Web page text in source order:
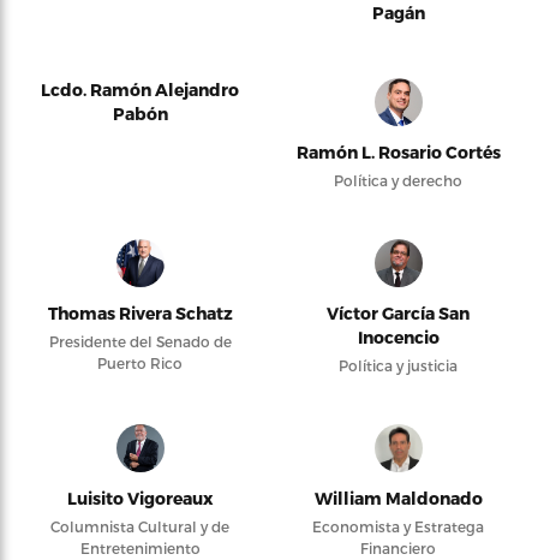
Pagán
Lcdo. Ramón Alejandro
Pabón
Ramón L. Rosario Cortés
Política y derecho
Thomas Rivera Schatz
Presidente del Senado de
Puerto Rico
Víctor García San
Inocencio
Política y justicia
Luisito Vigoreaux
Columnista Cultural y de
Entretenimiento
William Maldonado
Economista y Estratega
Financiero